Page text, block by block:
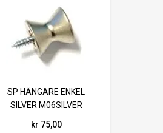
SP HÄNGARE ENKEL
SILVER M06SILVER
kr 75,00